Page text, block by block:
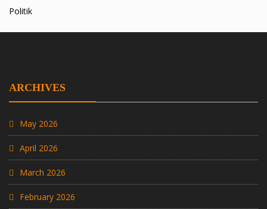
Politik
ARCHIVES
May 2026
April 2026
March 2026
February 2026